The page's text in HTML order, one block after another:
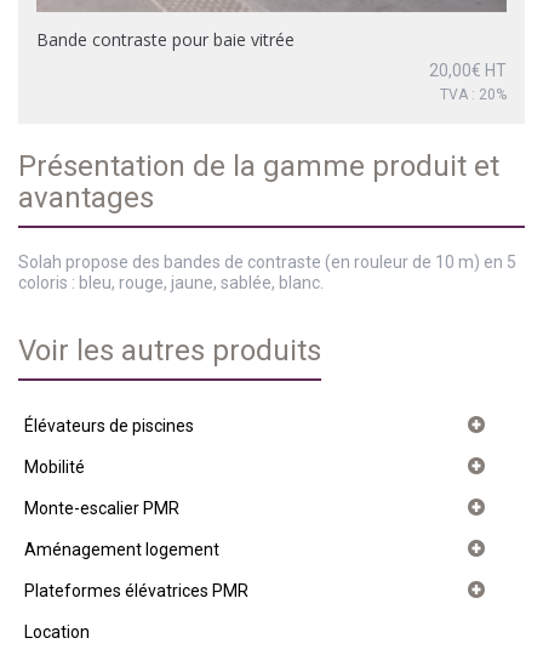
Bande contraste pour baie vitrée
20,00€ HT
TVA : 20%
Présentation de la gamme produit et
avantages
Solah propose des bandes de contraste (en rouleur de 10 m) en 5
coloris : bleu, rouge, jaune, sablée, blanc.
Voir les autres produits
Élévateurs de piscines
Mobilité
Monte-escalier PMR
Aménagement logement
Plateformes élévatrices PMR
Location